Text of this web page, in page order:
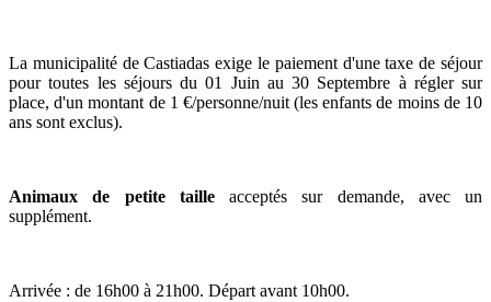
La municipalité de Castiadas exige le paiement d'une taxe de séjour
pour toutes les séjours du 01 Juin au 30 Septembre à régler sur
place, d'un montant de 1 €/personne/nuit (les enfants de moins de 10
ans sont exclus).
Animaux de petite tailleacceptés sur demande, avec un
supplément.
Arrivée : de 16h00 à 21h00. Départ avant 10h00.